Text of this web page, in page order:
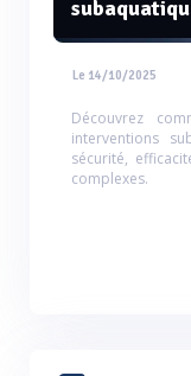
Le 14/10/2025
Découvrez
interventions
sécurité,
complexes.